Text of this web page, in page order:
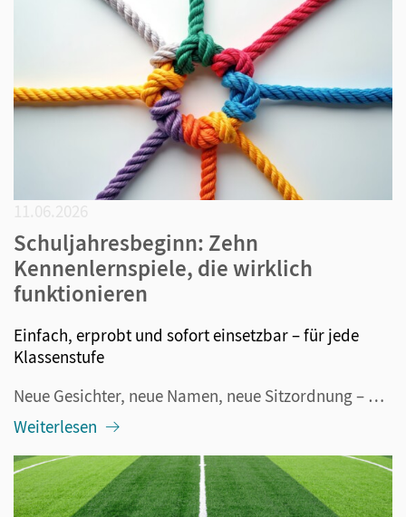
Schuljahresbeginn: Zehn
Kennenlernspiele, die wirklich
funktionieren
Einfach, erprobt und sofort einsetzbar – für jede
Klassenstufe
Neue Gesichter, neue Namen, neue Sitzordnung – und mittendrin dreißig Kinder oder Jugendliche, die zwischen Neugier und Nervosität schwanken. Der Schuljahresbeginn ist für alle Beteiligten aufregend. Und genau deshalb lohnt es sich, die ersten Stunden nicht dem Zufall zu überlassen. Kennenlernspiele...
Weiterlesen